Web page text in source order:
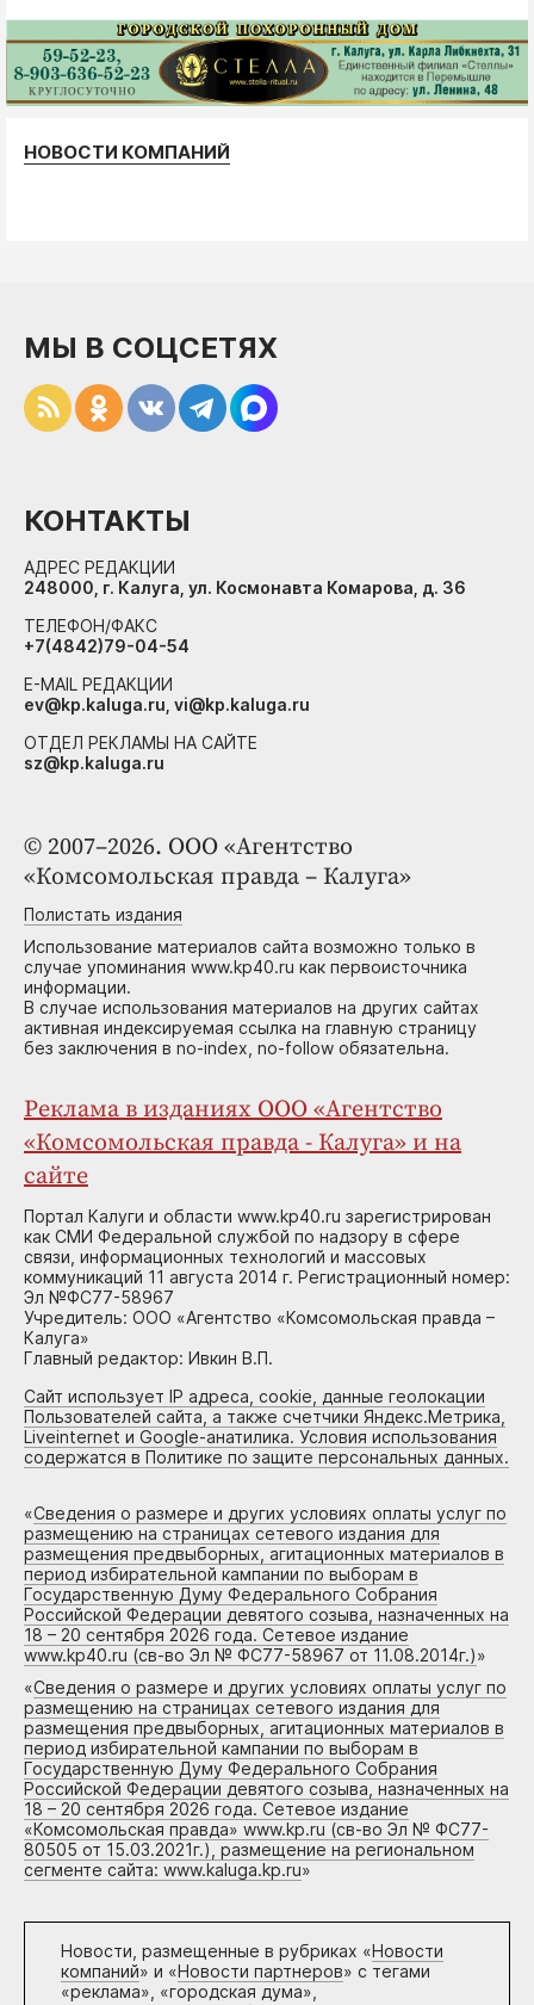
НОВОСТИ КОМПАНИЙ
© 2007–2026. ООО «Агентство
«Комсомольская правда – Калуга»
Полистать издания
Использование материалов сайта возможно только в
случае упоминания www.kp40.ru как первоисточника
информации.
В случае использования материалов на других сайтах
активная индексируемая ссылка на главную страницу
без заключения в no-index, no-follow обязательна.
Реклама в изданиях ООО «Агентство
«Комсомольская правда - Калуга» и на
сайте
Портал Калуги и области www.kp40.ru зарегистрирован
как СМИ Федеральной службой по надзору в сфере
связи, информационных технологий и массовых
коммуникаций 11 августа 2014 г. Регистрационный номер:
Эл №ФС77-58967
Учредитель: ООО «Агентство «Комсомольская правда –
Калуга»
Главный редактор: Ивкин В.П.
Сайт использует IP адреса, cookie, данные геолокации
Пользователей сайта, а также счетчики Яндекс.Метрика,
Liveinternet и Google-анатилика. Условия использования
содержатся в Политике по защите персональных данных.
«Сведения о размере и других условиях оплаты услуг по
размещению на страницах сетевого издания для
размещения предвыборных, агитационных материалов в
период избирательной кампании по выборам в
Государственную Думу Федерального Собрания
Российской Федерации девятого созыва, назначенных на
18 – 20 сентября 2026 года. Сетевое издание
www.kp40.ru (св-во Эл № ФС77-58967 от 11.08.2014г.)»
«Сведения о размере и других условиях оплаты услуг по
размещению на страницах сетевого издания для
размещения предвыборных, агитационных материалов в
период избирательной кампании по выборам в
Государственную Думу Федерального Собрания
Российской Федерации девятого созыва, назначенных на
18 – 20 сентября 2026 года. Сетевое издание
«Комсомольская правда» www.kp.ru (св-во Эл № ФС77-
80505 от 15.03.2021г.), размещение на региональном
сегменте сайта: www.kaluga.kp.ru»
Новости, размещенные в рубриках «Новости
компаний» и «Новости партнеров» с тегами
«реклама», «городская дума»,
МЫ В СОЦСЕТЯХ
КОНТАКТЫ
АДРЕС РЕДАКЦИИ
248000, г. Калуга, ул. Космонавта Комарова, д. 36
ТЕЛЕФОН/ФАКС
+7(4842)79-04-54
E-MAIL РЕДАКЦИИ
ev@kp.kaluga.ru, vi@kp.kaluga.ru
ОТДЕЛ РЕКЛАМЫ НА САЙТЕ
sz@kp.kaluga.ru